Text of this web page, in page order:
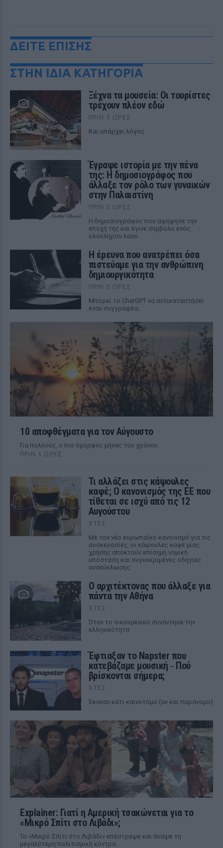
ΔΕΙΤΕ ΕΠΙΣΗΣ
ΣΤΗΝ ΙΔΙΑ ΚΑΤΗΓΟΡΙΑ
Ξέχνα τα μουσεία: Οι τουρίστες
τρέχουν πλέον εδώ
ΠΡΙΝ 5 ΏΡΕΣ
Και υπάρχει λόγος
Έγραψε ιστορία με την πένα
της: Η δημοσιογράφος που
άλλαξε τον ρόλο των γυναικών
στην Παλαιστίνη
ΠΡΙΝ 5 ΏΡΕΣ
Η δημοσιογράφος που αψήφησε την
εποχή της και έγινε σύμβολο ενός
ολόκληρου λαού
Η έρευνα που ανατρέπει όσα
πιστεύαμε για την ανθρώπινη
δημιουργικότητα
ΠΡΙΝ 5 ΏΡΕΣ
Mπορεί το ChatGPT να αντικαταστήσει
έναν συγγραφέα;
10 αποφθέγματα για τον Αύγουστο
Για πολλούς, ο πιο όμορφος μήνας του χρόνου
ΠΡΙΝ 5 ΏΡΕΣ
Τι αλλάζει στις κάψουλες
καφέ; Ο κανονισμός της ΕΕ που
τίθεται σε ισχύ από τις 12
Αυγούστου
ΧΤΕΣ
Με τον νέο ευρωπαϊκό κανονισμό για τις
συσκευασίες, οι κάψουλες καφέ μιας
χρήσης αποκτούν επίσημη νομική
υπόσταση και συγκεκριμένες οδηγίες
ανακύκλωσης.
Ο αρχιτέκτονας που άλλαξε για
πάντα την Αθήνα
ΧΤΕΣ
Όταν το οικουμενικό συνάντησε την
ελληνικότητα
Έφτιαξαν το Napster που
κατεβάζαμε μουσική ‑ Πού
βρίσκονται σήμερα;
ΧΤΕΣ
Έκαναν κάτι καινοτόμο (αν και παράνομο)
Explainer: Γιατί η Αμερική τσακώνεται για το
«Μικρό Σπίτι στο Λιβάδι»;
Το «Μικρό Σπίτι στο Λιβάδι» επέστρεψε και άναψε τη
μεγαλύτερη πολιτισμική κόντρα